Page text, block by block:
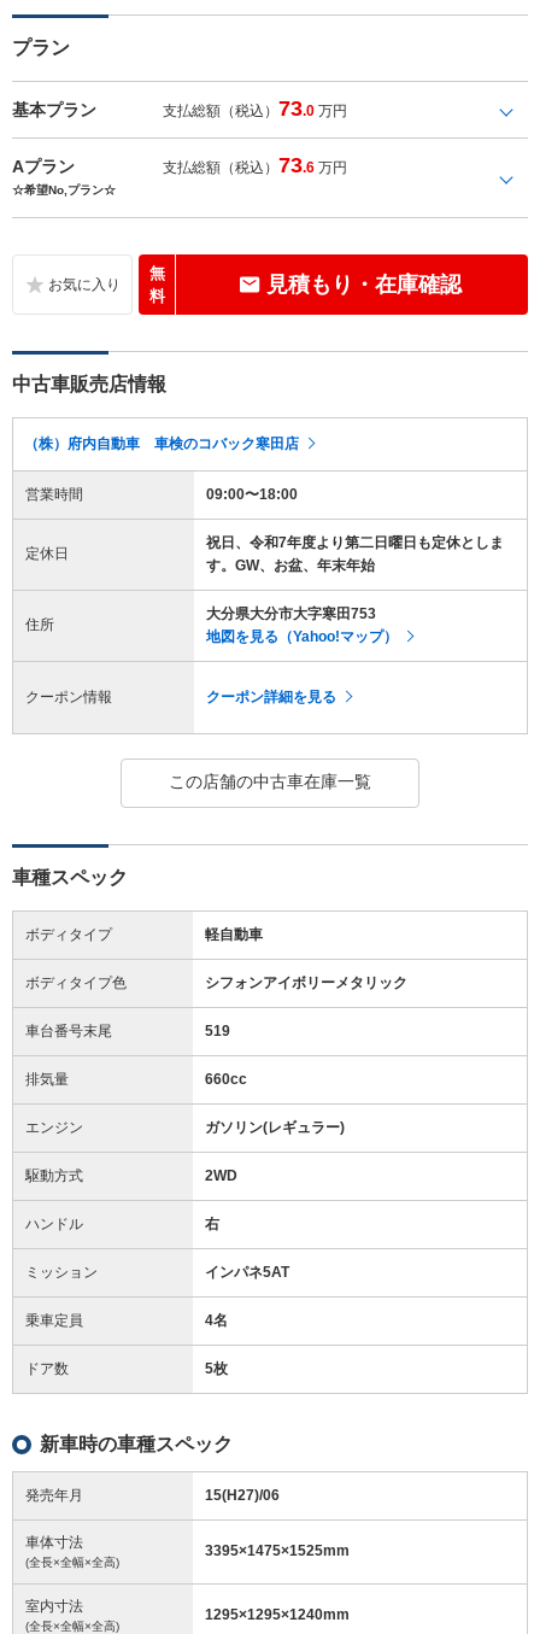
プラン
基本プラン 支払総額（税込） 73.0 万円
Aプラン 支払総額（税込） 73.6 万円
☆希望No,プラン☆
無
料
見積もり・在庫確認
中古車販売店情報
（株）府内自動車 車検のコバック寒田店
営業時間 09:00〜18:00
定休日
祝日、令和7年度より第二日曜日も定休としま
す。GW、お盆、年末年始
住所
大分県大分市大字寒田753
地図を見る（Yahoo!マップ）
クーポン情報 クーポン詳細を見る
この店舗の中古車在庫一覧
車種スペック
ボディタイプ 軽自動車
ボディタイプ色 シフォンアイボリーメタリック
車台番号末尾 519
排気量 660cc
エンジン ガソリン(レギュラー)
駆動方式 2WD
ハンドル 右
ミッション インパネ5AT
乗車定員 4名
ドア数 5枚
新車時の車種スペック
発売年月 15(H27)/06
車体寸法
(全長×全幅×全高)
3395×1475×1525mm
室内寸法
(全長×全幅×全高)
1295×1295×1240mm